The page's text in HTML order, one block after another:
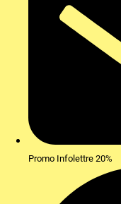
Promo Infolettre 20%